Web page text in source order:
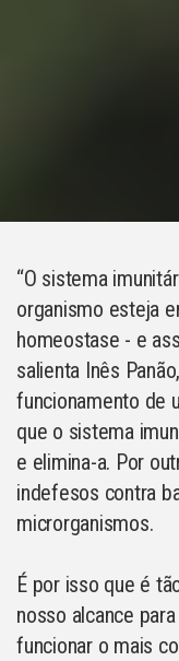
“O sistema
organismo esteja
homeostase - e
salienta Inês
funcionamento de
que o sistema
e elimina-a. Por
indefesos contra
microrganismos.
É por isso que é
nosso alcance
funcionar o mais